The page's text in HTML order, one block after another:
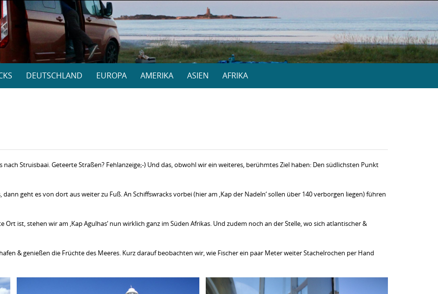
DEUTSCHLAND EUROPA AMERIKA ASIEN AFRIKA
Struisbaai. Geteerte Straßen? Fehlanzeige;-) Und das, obwohl wir ein weiteres, berühmtes Ziel haben: Den südlichsten Punkt
geht es von dort aus weiter zu Fuß. An Schiffswracks vorbei (hier am ‚Kap der Nadeln‘ sollen über 140 verborgen liegen) führen
Ort ist, stehen wir am ‚Kap Agulhas‘ nun wirklich ganz im Süden Afrikas. Und zudem noch an der Stelle, wo sich atlantischer &
& genießen die Früchte des Meeres. Kurz darauf beobachten wir, wie Fischer ein paar Meter weiter Stachelrochen per Hand